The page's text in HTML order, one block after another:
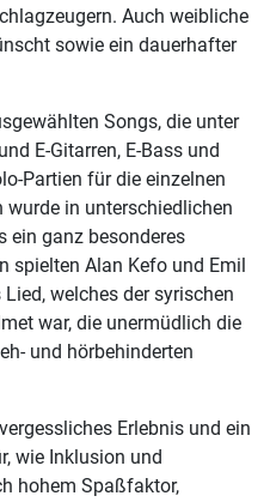
Auch weibliche
sowie ein dauerhafter
Songs, die unter
E-Gitarren, E-Bass und
Partien für die einzelnen
in unterschiedlichen
ein ganz besonderes
spielten Alan Kefo und Emil
welches der syrischen
war, die unermüdlich die
und hörbehinderten
Erlebnis und ein
wie Inklusion und
hohem Spaßfaktor,